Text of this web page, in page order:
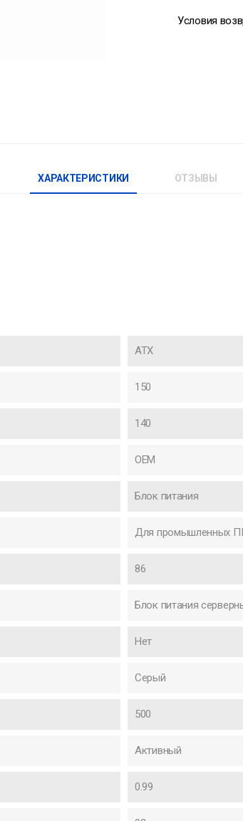
Условия
ХАРАКТЕРИСТИКИ ОТЗЫВЫ
ATX
150
140
OEM
Блок питания
Для промышленных
86
Блок питания
Нет
Серый
500
Активный
0.99